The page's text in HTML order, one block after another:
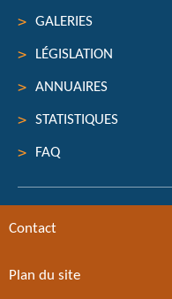
GALERIES
LÉGISLATION
ANNUAIRES
STATISTIQUES
FAQ
Contact
Plan du site